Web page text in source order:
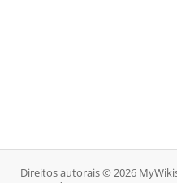
Direitos autorais © 2026